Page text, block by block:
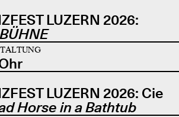
LUZERN 2026:
LUZERN 2026: Cie
Horse in a Bathtub